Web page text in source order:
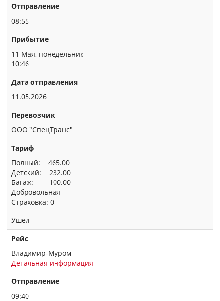
Отправление
08:55
Прибытие
11 Мая, понедельник
10:46
Дата отправления
11.05.2026
Перевозчик
ООО "СпецТранс"
Тариф
Полный: 465.00
Детский: 232.00
Багаж: 100.00
Добровольная
Страховка: 0
Ушёл
Рейс
Владимир-Муром
Детальная информация
Отправление
09:40